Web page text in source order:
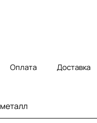
Оплата Доставка
металл